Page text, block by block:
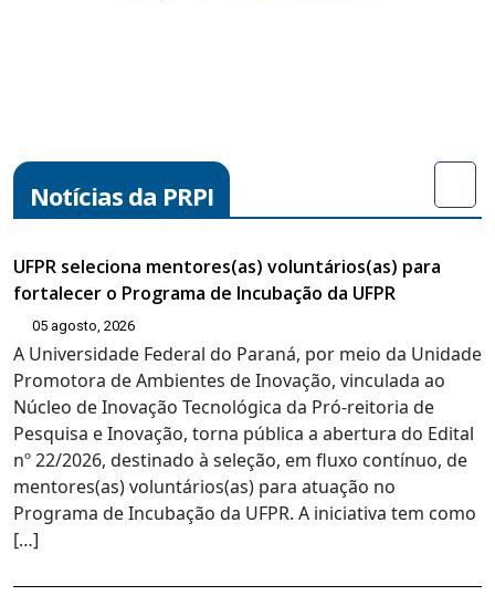
Notícias da PRPI
UFPR seleciona mentores(as) voluntários(as) para
fortalecer o Programa de Incubação da UFPR
05 agosto, 2026
A Universidade Federal do Paraná, por meio da Unidade
Promotora de Ambientes de Inovação, vinculada ao
Núcleo de Inovação Tecnológica da Pró-reitoria de
Pesquisa e Inovação, torna pública a abertura do Edital
nº 22/2026, destinado à seleção, em fluxo contínuo, de
mentores(as) voluntários(as) para atuação no
Programa de Incubação da UFPR. A iniciativa tem como
[…]